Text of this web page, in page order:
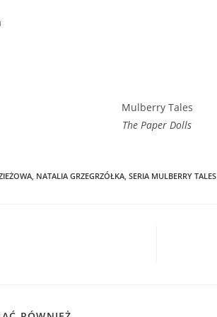
Mulberry Tales
The Paper Dolls
, NATALIA GRZEGRZÓŁKA, SERIA MULBERRY TALES